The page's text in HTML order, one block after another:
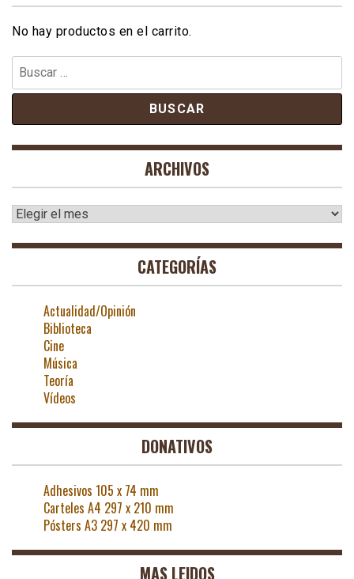
No hay productos en el carrito.
Buscar:
ARCHIVOS
Archivos
CATEGORÍAS
Actualidad/Opinión
Biblioteca
Cine
Música
Teoría
Vídeos
DONATIVOS
Adhesivos 105 x 74 mm
Carteles A4 297 x 210 mm
Pósters A3 297 x 420 mm
MAS LEIDOS